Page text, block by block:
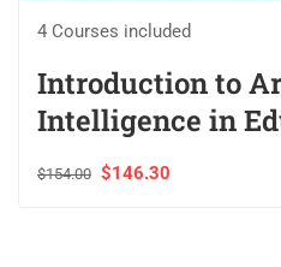
4 Courses included
Introduction to
Intelligence in
$154.00 $146.30